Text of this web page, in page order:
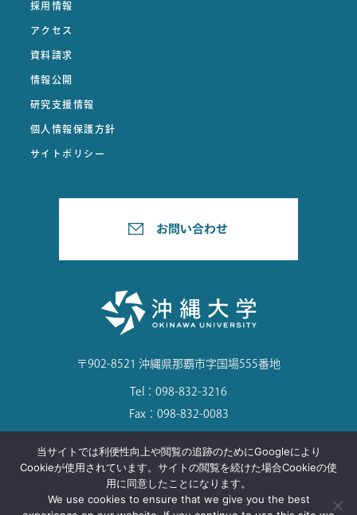
採用情報
アクセス
資料請求
情報公開
研究支援情報
個人情報保護方針
サイトポリシー
〒902-8521 沖縄県那覇市字国場555番地
Tel：098-832-3216
Fax：098-832-0083
©Okinawa University. All Rights Reserved.
当サイトでは利便性向上や閲覧の追跡のためにGoogleにより
Cookieが使用されています。サイトの閲覧を続けた場合Cookieの使
用に同意したことになります。
We use cookies to ensure that we give you the best